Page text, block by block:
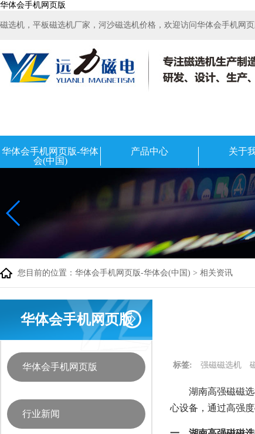
华体会手机网页版
磁选机，平板磁选机厂家，河沙磁选机价格，欢迎访问华体会手机网
华体会手机网页版-华体
会(中国)
产品中心 关于
您目前的位置： 华体会手机网页版-华体会(中国) > 相关资讯
华体会手机网页版
华体会手机网页版
行业新闻
标签: 强磁磁选机
湖南高强磁磁
心设备，通过高强